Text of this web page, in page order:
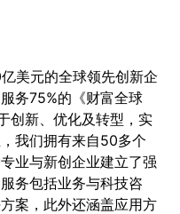
美元的全球领先创新企
务75%的《财富全球
创新、优化及转型，实
我们拥有来自50多个
业与新创企业建立了强
务包括业务与科技咨
案，此外还涵盖应用方